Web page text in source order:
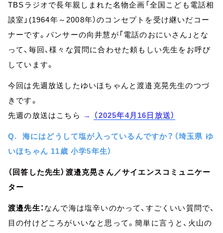
TBSラジオで長年親しまれた名物企画「全国こども電話相
談室」(1964年～2008年）のコンセプトを受け継いだコー
ナーです。パンサーの向井慧が「電話のおにいさん」とな
って、毎回、様々な質問に合わせた頼もしい先生をお呼び
しています。
今回は先週放送したゆいほちゃんと渡邉克晃先生のつづ
きです。
先週の放送はこちら
→ （2025年4月16日放送）
Q. 海にはどうして塩が入っているんですか？（埼玉県 ゆ
いほちゃん 11歳 小学5年生）
（回答した先生）渡邉克晃さん／サイエンスコミュニケー
ター
渡邉先生： なんで海は塩辛いのかって、すごくいい質問で、
目の付けどころがいいなと思って。簡単に言うと、火山の